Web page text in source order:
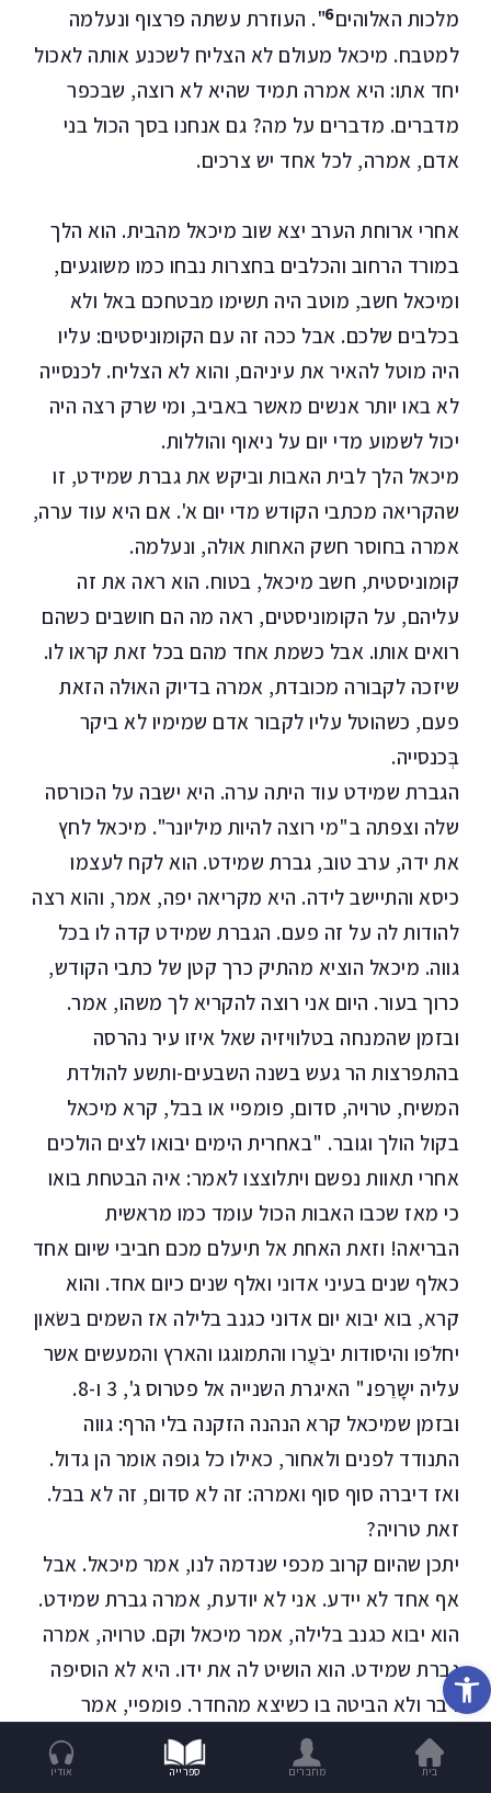
פתח סרגל נגישות
מלכות האלוהים6". העוזרת עשתה פרצוף ונעלמה
למטבח. מיכאל מעולם לא הצליח לשכנע אותה לאכול
יחד אתו: היא אמרה תמיד שהיא לא רוצה, שבכפר
מדברים. מדברים על מה? גם אנחנו בסך הכול בני
אדם, אמרה, לכל אחד יש צרכים.
אחרי ארוחת הערב יצא שוב מיכאל מהבית. הוא הלך
במורד הרחוב והכלבים בחצרות נבחו כמו משוגעים,
ומיכאל חשב, מוטב היה תשימו מבטחכם באל ולא
בכלבים שלכם. אבל ככה זה עם הקומוניסטים: עליו
היה מוטל להאיר את עיניהם, והוא לא הצליח. לכנסייה
לא באו יותר אנשים מאשר באביב, ומי שרק רצה היה
יכול לשמוע מדי יום על ניאוף והוללות.
מיכאל הלך לבית האבות וביקש את גברת שמידט, זו
שהקריאה מכתבי הקודש מדי יום א'. אם היא עוד ערה,
אמרה בחוסר חשק האחות אוּלה, ונעלמה.
קומוניסטית, חשב מיכאל, בטוח. הוא ראה את זה
עליהם, על הקומוניסטים, ראה מה הם חושבים כשהם
רואים אותו. אבל כשמת אחד מהם בכל זאת קראו לו.
שיזכה לקבורה מכובדת, אמרה בדיוק האוּלה הזאת
פעם, כשהוטל עליו לקבור אדם שמימיו לא ביקר
בְּכנסייה.
הגברת שמידט עוד היתה ערה. היא ישבה על הכורסה
שלה וצפתה ב"מי רוצה להיות מיליונר". מיכאל לחץ
את ידה, ערב טוב, גברת שמידט. הוא לקח לעצמו
כיסא והתיישב לידה. היא מקריאה יפה, אמר, והוא רצה
להודות לה על זה פעם. הגברת שמידט קדה לו בכל
גווה. מיכאל הוציא מהתיק כרך קטן של כתבי הקודש,
כרוך בעור. היום אני רוצה להקריא לך משהו, אמר.
ובזמן שהמנחה בטלוויזיה שאל איזו עיר נהרסה
בהתפרצות הר געש בשנה השבעים-ותשע להולדת
המשיח, טרויה, סדום, פומפיי או בבל, קרא מיכאל
בקול הולך וגובר. "באחרית הימים יבואו לצים הולכים
אחרי תאוות נפשם ויתלוצצו לאמר: איה הבטחת בואו
כי מאז שכבו האבות הכול עומד כמו מראשית
הבריאה! וזאת האחת אל תיעלם מכם חביבי שיום אחד
כאלף שנים בעיני אדוני ואלף שנים כיום אחד. והוא
קרא, בוא יבוא יום אדוני כגנב בלילה אז השמים בשֹאון
יחלֹפו והיסודות יבֹעֲרו והתמוגגו והארץ והמעשים אשר
עליה ישָרֵפו." האיגרת השנייה אל פטרוס ג', 3 ו-8.
ובזמן שמיכאל קרא הנהנה הזקנה בלי הרף: גווה
התנודד לפנים ולאחור, כאילו כל גופה אומר הן גדול.
ואז דיברה סוף סוף ואמרה: זה לא סדום, זה לא בבל.
זאת טרויה?
יתכן שהיום קרוב מכפי שנדמה לנו, אמר מיכאל. אבל
אף אחד לא יידע. אני לא יודעת, אמרה גברת שמידט.
הוא יבוא כגנב בלילה, אמר מיכאל וקם. טרויה, אמרה
גברת שמידט. הוא הושיט לה את ידו. היא לא הוסיפה
דבר ולא הביטה בו כשיצא מהחדר. פומפיי, אמר
המנחה, פומפיי, אמרה הגברת שמידט.
אף אחד לא יידע, חשב מיכאל בדרכו הביתה. הכלבים
בית מחברים ספרייה אודיו